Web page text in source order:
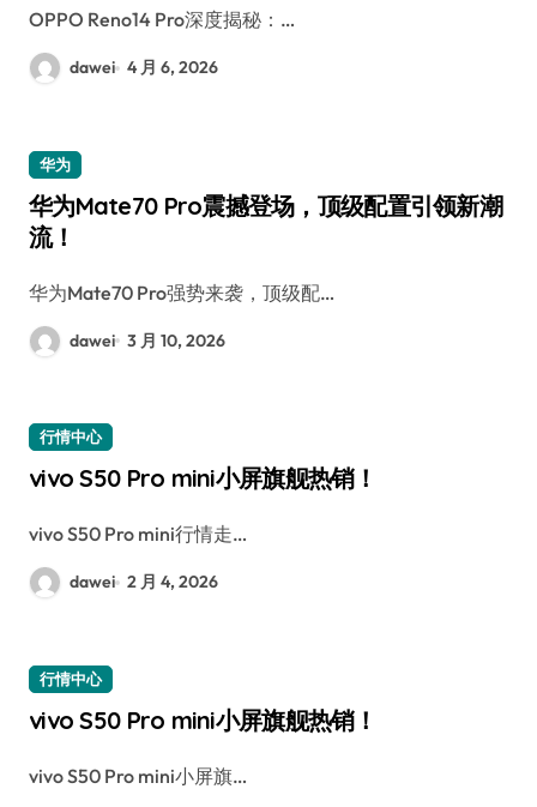
OPPO Reno14 Pro深度揭秘：…
dawei 4 月 6, 2026
华为
华为Mate70 Pro震撼登场，顶级配置引领新潮
流！
华为Mate70 Pro强势来袭，顶级配…
dawei 3 月 10, 2026
行情中心
vivo S50 Pro mini小屏旗舰热销！
vivo S50 Pro mini行情走…
dawei 2 月 4, 2026
行情中心
vivo S50 Pro mini小屏旗舰热销！
vivo S50 Pro mini小屏旗…